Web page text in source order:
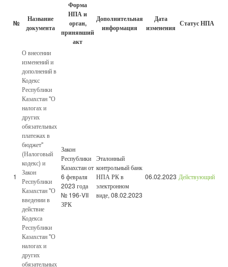
№
Название
документа
Форма
НПА и
орган,
принявший
акт
Дополнительная
информация
Дата
изменения Статус НПА
1
О внесении
изменений и
дополнений в
Кодекс
Республики
Казахстан "О
налогах и
других
обязательных
платежах в
бюджет"
(Налоговый
кодекс) и
Закон
Республики
Казахстан "О
введении в
действие
Кодекса
Республики
Казахстан "О
налогах и
других
обязательных
Закон
Республики
Казахстан от
6 февраля
2023 года
№ 196-VII
ЗРК
Эталонный
контрольный банк
НПА РК в
электронном
виде, 08.02.2023
06.02.2023 Действующий